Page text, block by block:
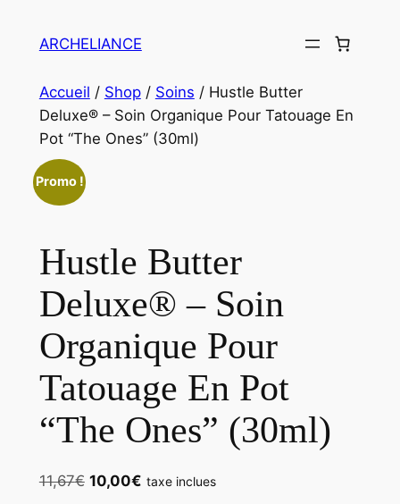
ARCHELIANCE
Accueil / Shop/ Soins / Hustle Butter
Deluxe® – Soin Organique Pour Tatouage En
Pot “The Ones” (30ml)
Promo !
Hustle Butter
Deluxe® – Soin
Organique Pour
Tatouage En Pot
“The Ones” (30ml)
11,67€ Le
10,00€Le
taxe inclues